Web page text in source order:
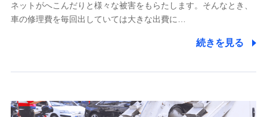
5.通話録音にて取得する情報
7.社員（従業者）の個人情報
ネットがへこんだりと様々な被害をもらたします。そんなとき、
車の修理費を毎回出していては大きな出費に…
続きを見る